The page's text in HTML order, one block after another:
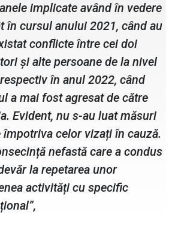
implicate având în vedere
în cursul anului 2021, când au
conflicte între cei doi
și alte persoane de la nivel
în anul 2022, când
a mai fost agresat de către
Evident, nu s-au luat măsuri
împotriva celor vizați în cauză.
nefastă care a condus
la repetarea unor
activități cu specific